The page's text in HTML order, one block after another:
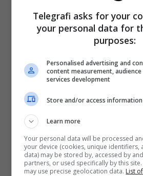
Telegrafi asks for your
your personal data for
purposes:
Personalised advertising and
content measurement, audience
services development
Store and/or access
Learn more
Your personal data will be processed
your device (cookies, unique identifiers,
data) may be stored by, accessed by
partners, or used specifically by this
may use precise geolocation data. List